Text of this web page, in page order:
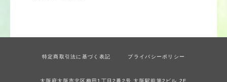
特定商取引法に基づく表記 プライバシーポリシー